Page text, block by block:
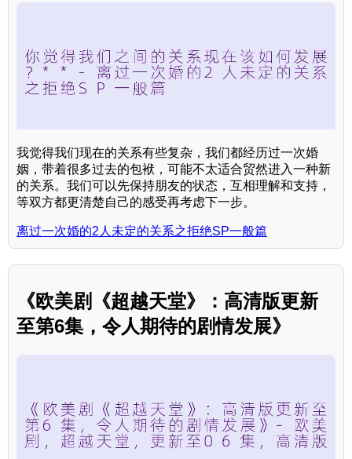
我觉得我们现在的关系有些复杂，我们都经历过一次婚
姻，带着很多过去的包袱，可能不太适合贸然进入一种新
的关系。我们可以先保持朋友的状态，互相理解和支持，
等双方都更清楚自己的感受再考虑下一步。
离过一次婚的2人未定的关系之拒绝SP一般篇
《欧美剧《超越天堂》：高清版更新
至第6集，令人期待的剧情发展》